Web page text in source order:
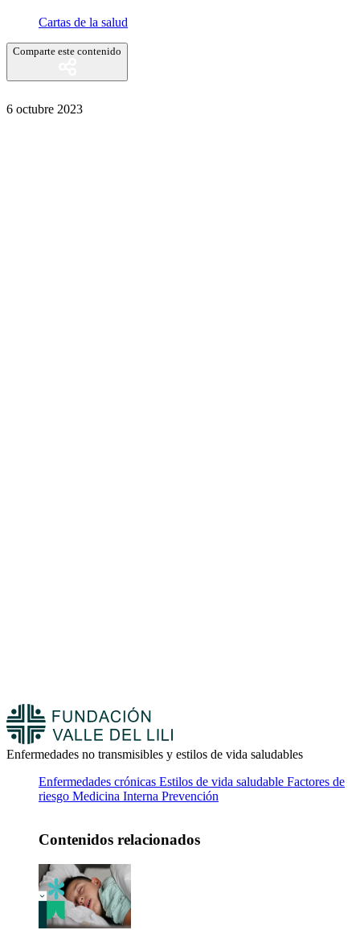
Cartas de la salud
Comparte este contenido
6 octubre 2023
Enfermedades no transmisibles y estilos de vida saludables
Enfermedades crónicas Estilos de vida saludable Factores de
riesgo Medicina Interna Prevención
Contenidos relacionados